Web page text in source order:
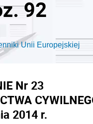
92
Unii Europejskiej
Nr 23
2014 r.